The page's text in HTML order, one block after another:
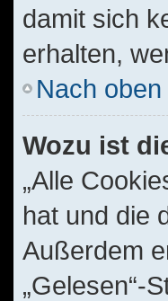
damit sich
erhalten,
Nach oben
Wozu ist
„Alle
hat und die
Außerdem
„Gelesen“-